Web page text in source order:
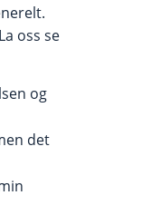
oss se
og
det